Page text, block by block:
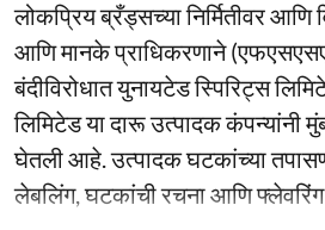
लोकप्रिय ब्रँड्सच्या निर्मितीवर आणि
आणि मानके प्राधिकरणाने
बंदीविरोधात युनायटेड स्पिरिट्स
लिमिटेड या दारू उत्पादक कंपन्यांनी
घेतली आहे. उत्पादक घटकांच्या
लेबलिंग, घटकांची रचना आणि